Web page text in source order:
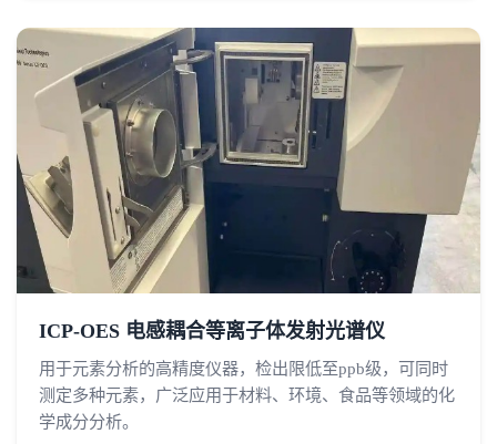
ICP-OES 电感耦合等离子体发射光谱仪
用于元素分析的高精度仪器，检出限低至ppb级，可同时
测定多种元素，广泛应用于材料、环境、食品等领域的化
学成分分析。